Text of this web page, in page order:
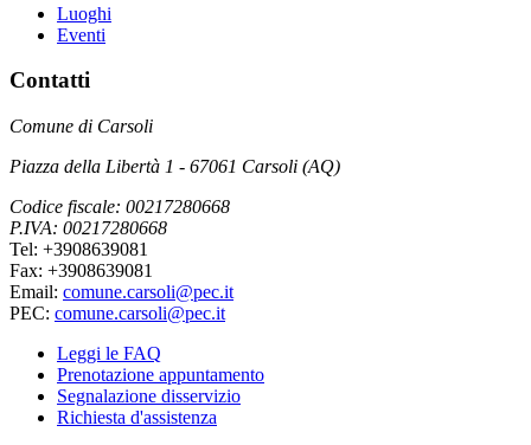
Luoghi
Eventi
Contatti
Comune di Carsoli
Piazza della Libertà 1 - 67061 Carsoli (AQ)
Codice fiscale: 00217280668
P.IVA: 00217280668
Tel: +3908639081
Fax: +3908639081
Email: comune.carsoli@pec.it
PEC: comune.carsoli@pec.it
Leggi le FAQ
Prenotazione appuntamento
Segnalazione disservizio
Richiesta d'assistenza